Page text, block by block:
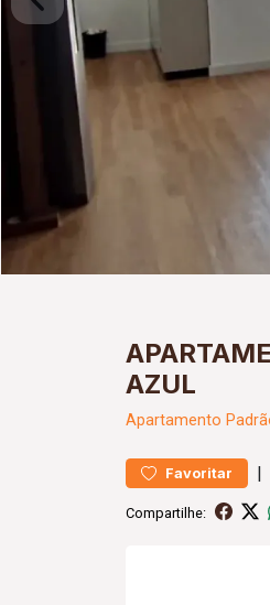
AZUL
Apartamento
Favoritar |
Compartilhe: